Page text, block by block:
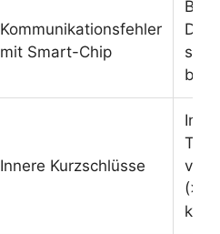
Kommunikationsfehler
mit Smart-Chip
Innere Kurzschlüsse